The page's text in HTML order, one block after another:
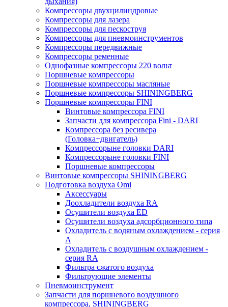
Компрессоры двухцилиндровые
Компрессоры для лазера
Компрессоры для пескоструя
Компрессоры для пневмоинструментов
Компрессоры передвижные
Компрессоры ременные
Однофазные компрессоры 220 вольт
Поршневые компрессоры
Поршневые компрессоры масляные
Поршневые компрессоры SHININGBERG
Поршневые компрессоры FINI
Винтовые компрессора FINI
Запчасти для компрессора Fini - DARI
Компрессора без ресивера
(Головка+двигатель)
Компрессорыне головки DARI
Компрессорыне головки FINI
Поршневые компрессоры
Винтовые компрессоры SHININGBERG
Подготовка воздуха Omi
Аксессуары
Доохладители воздуха RA
Осушители воздуха ED
Осушители воздуха адсорбционного типа
Охладитель с водяным охлаждением - серия
A
Охладитель с воздушным охлаждением -
серия RA
Фильтра сжатого воздуха
Фильтрующие элементы
Пневмоинструмент
Запчасти для поршневого воздушного
компрессора, SHININGBERG